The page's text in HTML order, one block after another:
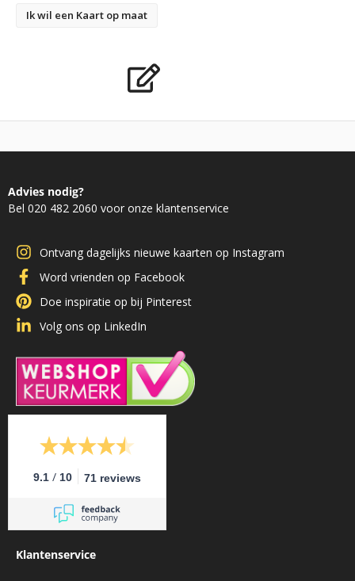
Ik wil een Kaart op maat
Advies nodig?
Bel 020 482 2060 voor onze klantenservice
Ontvang dagelijks nieuwe kaarten op Instagram
Word vrienden op Facebook
Doe inspiratie op bij Pinterest
Volg ons op LinkedIn
9.1 / 10 71 reviews
Klantenservice